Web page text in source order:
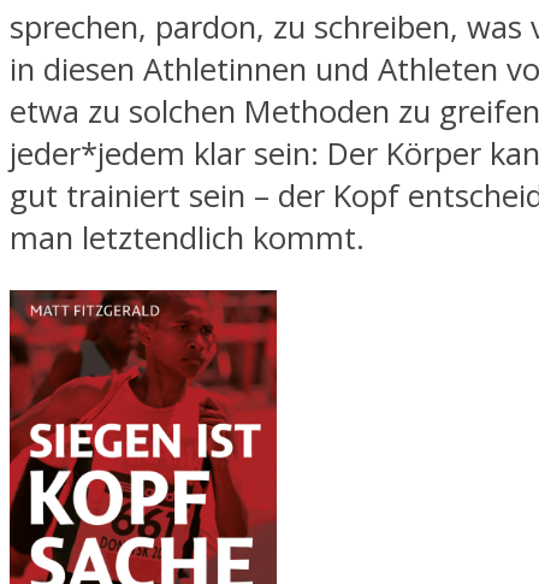
sprechen, pardon, zu schreiben,
in diesen Athletinnen und Athleten
etwa zu solchen Methoden zu
jeder*jedem klar sein: Der Körper
gut trainiert sein – der Kopf
man letztendlich kommt.